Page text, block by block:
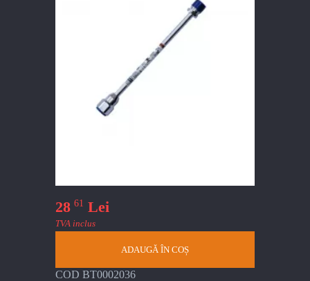
28 61 Lei
TVA inclus
ADAUGĂ ÎN COȘ
COD BT0002036